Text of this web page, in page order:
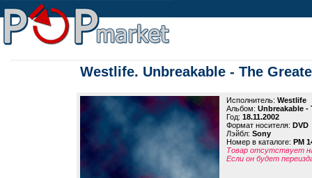
Westlife. Unbreakable - The
Исполнитель: Westlife
Альбом: Unbreakable -
Год: 18.11.2002
Формат носителя: DVD
Лэйбл: Sony
Номер в каталоге: PM
Товар отсутствует
Если он будет